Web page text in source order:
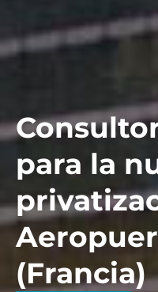
para la
(Francia)